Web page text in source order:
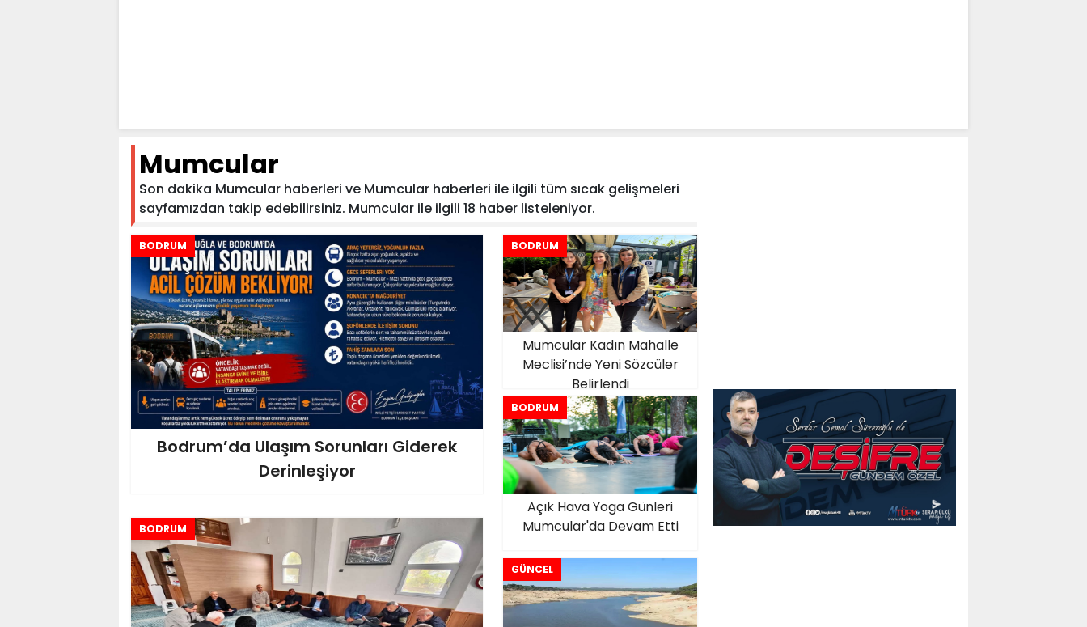
Mumcular
Son dakika Mumcular haberleri ve Mumcular haberleri ile ilgili tüm sıcak gelişmeleri
sayfamızdan takip edebilirsiniz. Mumcular ile ilgili 18 haber listeleniyor.
BODRUM
Bodrum’da Ulaşım Sorunları Giderek
Derinleşiyor
BODRUM
Mumcular Kadın Mahalle
Meclisi’nde Yeni Sözcüler
Belirlendi
BODRUM
Açık Hava Yoga Günleri
Mumcular'da Devam Etti
BODRUM
GÜNCEL